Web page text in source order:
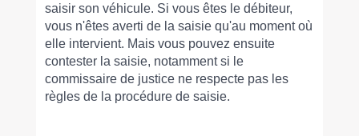
saisir son véhicule. Si vous êtes le débiteur,
vous n'êtes averti de la saisie qu'au moment où
elle intervient. Mais vous pouvez ensuite
contester la saisie, notamment si le
commissaire de justice ne respecte pas les
règles de la procédure de saisie.